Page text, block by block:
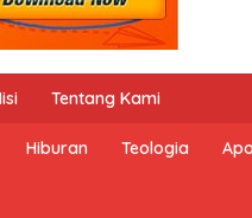
Tentang Kami
Hiburan Teologia